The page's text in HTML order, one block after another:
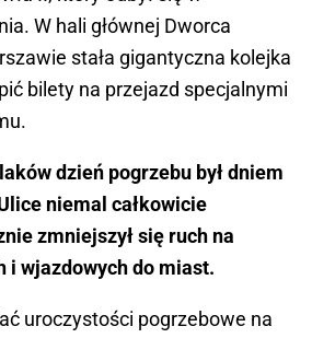
W hali głównej Dworca
stała gigantyczna kolejka
bilety na przejazd specjalnymi
dzień pogrzebu był dniem
niemal całkowicie
zmniejszył się ruch na
i wjazdowych do miast.
uroczystości pogrzebowe na